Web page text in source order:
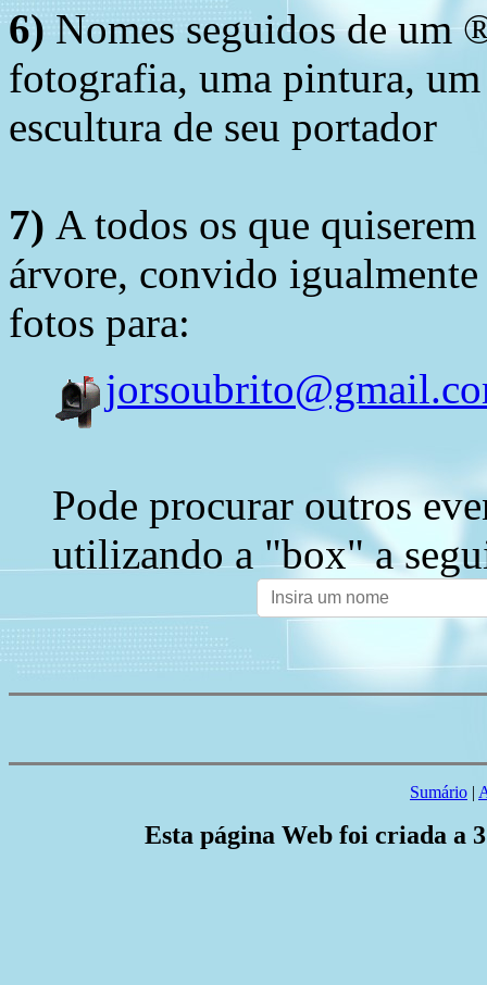
6) Nomes seguidos de um
fotografia, uma pintura,
escultura de seu portador
7) A todos os que
árvore, convido
fotos para:
Pode procurar outros
utilizando a "box" a
Sumário |
Esta página Web foi criada a